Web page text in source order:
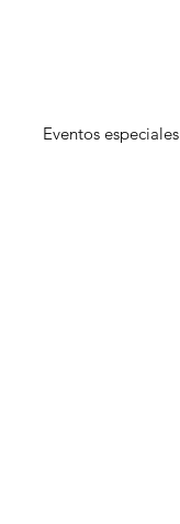
Eventos especiales